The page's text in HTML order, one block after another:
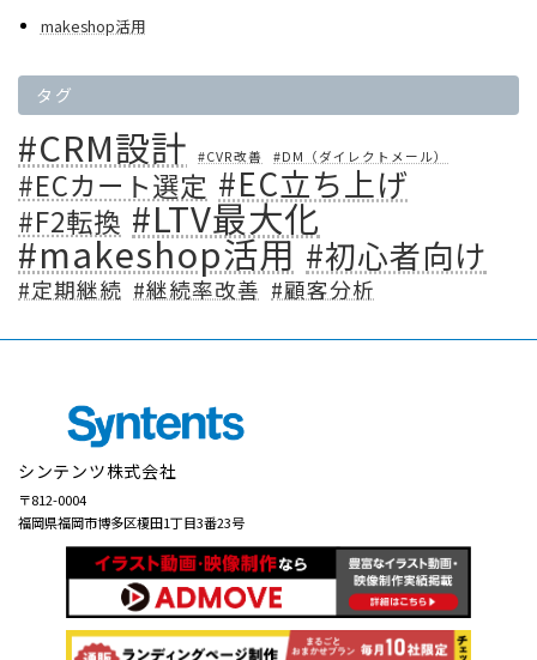
makeshop活用
タグ
#CRM設計 #CVR改善 #DM（ダイレクトメール）
#ECカート選定 #EC立ち上げ
#F2転換 #LTV最大化
#makeshop活用 #初心者向け
#定期継続 #継続率改善 #顧客分析
シンテンツ株式会社
〒812-0004
福岡県福岡市博多区榎田1丁目3番23号